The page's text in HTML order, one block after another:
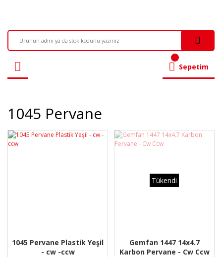
Sepetim
1045 Pervane
1045 Pervane Plastik Yeşil
- cw -ccw
Tükendi
Gemfan 1447 14x4.7
Karbon Pervane - Cw Ccw